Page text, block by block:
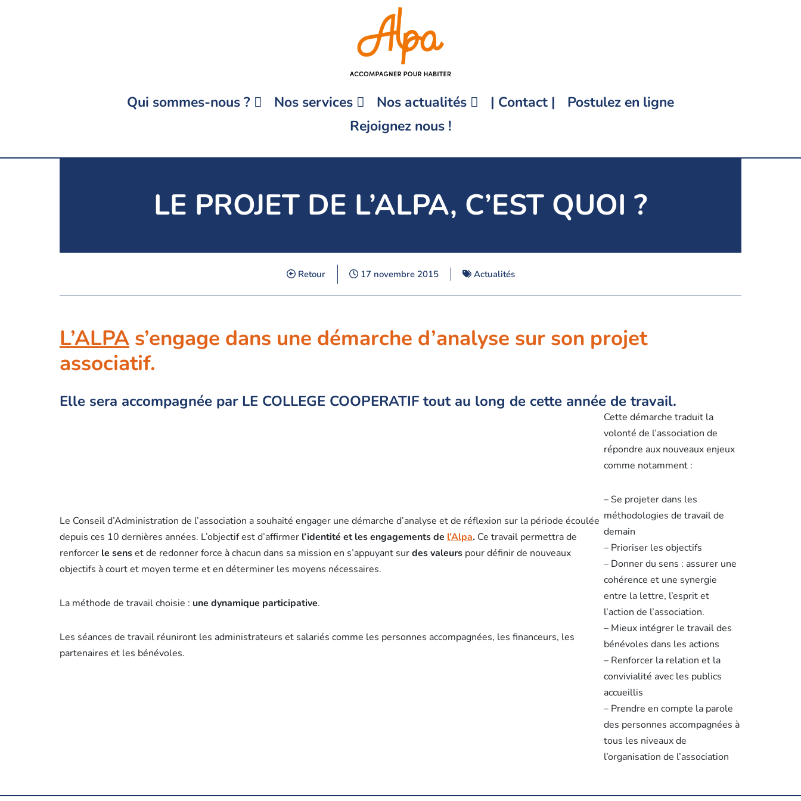
Qui sommes-nous ? Nos services Nos actualités | Contact |
Postulez en ligne
Rejoignez nous !
LE PROJET DE L’ALPA, C’EST QUOI ?
Retour 17 novembre 2015 Actualités
L’ALPA s’engage dans une démarche d’analyse sur son projet
associatif.
Elle sera accompagnée par LE COLLEGE COOPERATIF tout au long de cette année de travail.
Le Conseil d’Administration de l’association a souhaité engager une démarche d’analyse et de réflexion sur la période écoulée
depuis ces 10 dernières années. L’objectif est d’affirmer l’identité et les engagements de l’Alpa. Ce travail permettra de
renforcer le senset de redonner force à chacun dans sa mission en s’appuyant surdes valeurs pour définir de nouveaux
objectifs à court et moyen terme et en déterminer les moyens nécessaires.
La méthode de travail choisie : une dynamique participative.
Les séances de travail réuniront les administrateurs et salariés comme les personnes accompagnées, les financeurs, les
partenaires et les bénévoles.
Cette démarche traduit la
volonté de l’association de
répondre aux nouveaux enjeux
comme notamment :
– Se projeter dans les
méthodologies de travail de
demain
– Prioriser les objectifs
– Donner du sens : assurer une
cohérence et une synergie
entre la lettre, l’esprit et
l’action de l’association.
– Mieux intégrer le travail des
bénévoles dans les actions
– Renforcer la relation et la
convivialité avec les publics
accueillis
– Prendre en compte la parole
des personnes accompagnées à
tous les niveaux de
l’organisation de l’association